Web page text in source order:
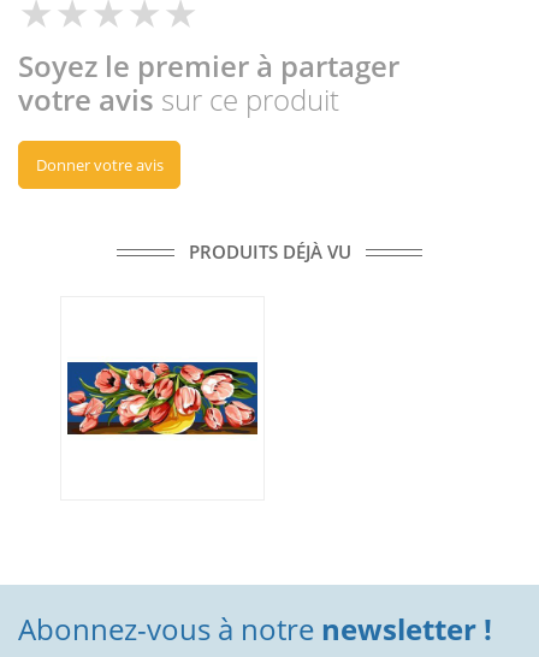
Soyez le premier à partager
votre avis sur ce produit
Donner votre avis
PRODUITS DÉJÀ VU
Abonnez-vous à notre newsletter !